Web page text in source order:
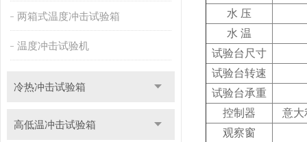
两箱式温度冲击试验箱
温度冲击试验机
冷热冲击试验箱
高低温冲击试验箱
水 压
水 温
试验台尺寸
试验台转速
试验台承重
控制器
意大
观察窗